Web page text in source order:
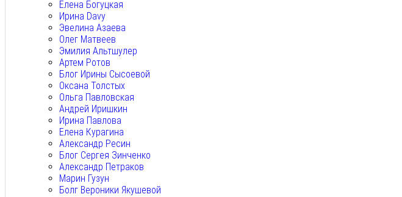
Елена Богуцкая
Ирина Davy
Эвелина Азаева
Олег Матвеев
Эмилия Альтшулер
Артем Ротов
Блог Ирины Сысоевой
Оксана Толстых
Ольга Павловская
Андрей Иришкин
Ирина Павлова
Елена Курагина
Александр Ресин
Блог Сергея Зинченко
Александр Петраков
Марин Гузун
Болг Вероники Якушевой